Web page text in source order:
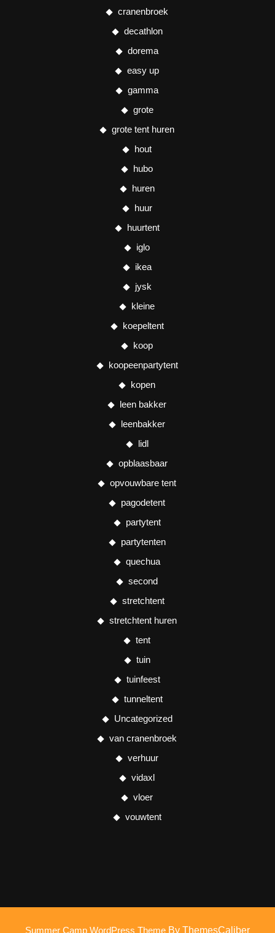
cranenbroek
decathlon
dorema
easy up
gamma
grote
grote tent huren
hout
hubo
huren
huur
huurtent
iglo
ikea
jysk
kleine
koepeltent
koop
koopeenpartytent
kopen
leen bakker
leenbakker
lidl
opblaasbaar
opvouwbare tent
pagodetent
partytent
partytenten
quechua
second
stretchtent
stretchtent huren
tent
tuin
tuinfeest
tunneltent
Uncategorized
van cranenbroek
verhuur
vidaxl
vloer
vouwtent
Summer Camp WordPress Theme By ThemesCaliber